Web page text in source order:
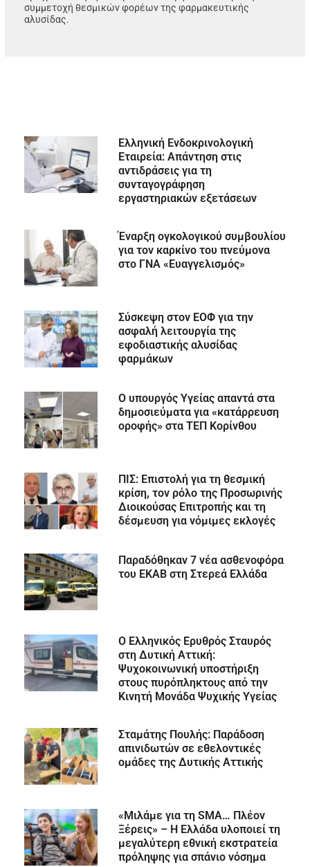
συμμετοχή θεσμικών φορέων της φαρμακευτικής
αλυσίδας.
Ελληνική Ενδοκρινολογική
Εταιρεία: Απάντηση στις
αντιδράσεις για τη
συνταγογράφηση
εργαστηριακών εξετάσεων
Έναρξη ογκολογικού συμβουλίου
για τον καρκίνο του πνεύμονα
στο ΓΝΑ «Ευαγγελισμός»
Σύσκεψη στον ΕΟΦ για την
ασφαλή λειτουργία της
εφοδιαστικής αλυσίδας
φαρμάκων
Ο υπουργός Υγείας απαντά στα
δημοσιεύματα για «κατάρρευση
οροφής» στα ΤΕΠ Κορίνθου
ΠΙΣ: Επιστολή για τη θεσμική
κρίση, τον ρόλο της Προσωρινής
Διοικούσας Επιτροπής και τη
δέσμευση για νόμιμες εκλογές
Παραδόθηκαν 7 νέα ασθενοφόρα
του ΕΚΑΒ στη Στερεά Ελλάδα
Ο Ελληνικός Ερυθρός Σταυρός
στη Δυτική Αττική:
Ψυχοκοινωνική υποστήριξη
στους πυρόπληκτους από την
Κινητή Μονάδα Ψυχικής Υγείας
Σταμάτης Πουλής: Παράδοση
απινιδωτών σε εθελοντικές
ομάδες της Δυτικής Αττικής
«Μιλάμε για τη SMA… Πλέον
Ξέρεις» – Η Ελλάδα υλοποιεί τη
μεγαλύτερη εθνική εκστρατεία
πρόληψης για σπάνιο νόσημα